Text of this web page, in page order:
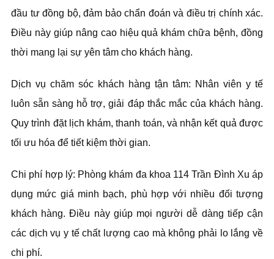
đầu tư đồng bộ, đảm bảo chẩn đoán và điều trị chính xác.
Điều này giúp nâng cao hiệu quả khám chữa bệnh, đồng
thời mang lại sự yên tâm cho khách hàng.
Dịch vụ chăm sóc khách hàng tận tâm: Nhân viên y tế
luôn sẵn sàng hỗ trợ, giải đáp thắc mắc của khách hàng.
Quy trình đặt lịch khám, thanh toán, và nhận kết quả được
tối ưu hóa để tiết kiệm thời gian.
Chi phí hợp lý: Phòng khám đa khoa 114 Trần Đình Xu áp
dụng mức giá minh bạch, phù hợp với nhiều đối tượng
khách hàng. Điều này giúp mọi người dễ dàng tiếp cận
các dịch vụ y tế chất lượng cao mà không phải lo lắng về
chi phí.